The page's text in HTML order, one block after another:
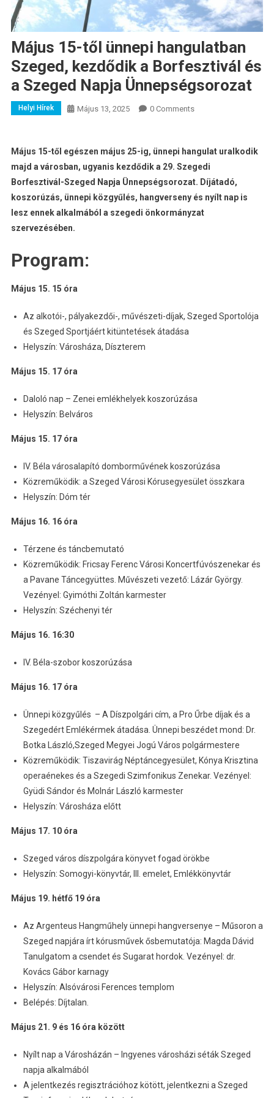
Május 15-től ünnepi hangulatban
Szeged, kezdődik a Borfesztivál és
a Szeged Napja Ünnepségsorozat
Helyi Hírek Május 13, 2025 0 Comments
Május 15-től egészen május 25-ig, ünnepi hangulat uralkodik
majd a városban, ugyanis kezdődik a 29. Szegedi
Borfesztivál-Szeged Napja Ünnepségsorozat. Díjátadó,
koszorúzás, ünnepi közgyűlés, hangverseny és nyílt nap is
lesz ennek alkalmából a szegedi önkormányzat
szervezésében.
Program:
Május 15. 15 óra
Az alkotói-, pályakezdői-, művészeti-díjak, Szeged Sportolója
és Szeged Sportjáért kitüntetések átadása
Helyszín: Városháza, Díszterem
Május 15. 17 óra
Daloló nap – Zenei emlékhelyek koszorúzása
Helyszín: Belváros
Május 15. 17 óra
IV. Béla városalapító domborművének koszorúzása
Közreműködik: a Szeged Városi Kórusegyesület összkara
Helyszín: Dóm tér
Május 16. 16 óra
Térzene és táncbemutató
Közreműködik: Fricsay Ferenc Városi Koncertfúvószenekar és
a Pavane Táncegyüttes. Művészeti vezető: Lázár György.
Vezényel: Gyimóthi Zoltán karmester
Helyszín: Széchenyi tér
Május 16. 16:30
IV. Béla-szobor koszorúzása
Május 16. 17 óra
Ünnepi közgyűlés – A Díszpolgári cím, a Pro Űrbe díjak és a
Szegedért Emlékérmek átadása. Ünnepi beszédet mond: Dr.
Botka László,Szeged Megyei Jogú Város polgármestere
Közreműködik: Tiszavirág Néptáncegyesület, Kónya Krisztina
operaénekes és a Szegedi Szimfonikus Zenekar. Vezényel:
Gyüdi Sándor és Molnár László karmester
Helyszín: Városháza előtt
Május 17. 10 óra
Szeged város díszpolgára könyvet fogad örökbe
Helyszín: Somogyi-könyvtár, III. emelet, Emlékkönyvtár
Május 19. hétfő 19 óra
Az Argenteus Hangműhely ünnepi hangversenye – Műsoron a
Szeged napjára írt kórusművek ősbemutatója: Magda Dávid
Tanulgatom a csendet és Sugarat hordok. Vezényel: dr.
Kovács Gábor karnagy
Helyszín: Alsóvárosi Ferences templom
Belépés: Díjtalan.
Május 21. 9 és 16 óra között
Nyílt nap a Városházán – Ingyenes városházi séták Szeged
napja alkalmából
A jelentkezés regisztrációhoz kötött, jelentkezni a Szeged